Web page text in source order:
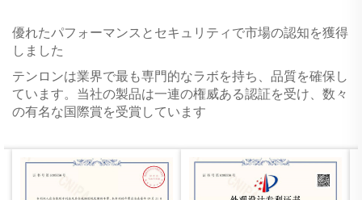
優れたパフォーマンスとセキュリティで市場の認知を獲得
しました
テンロンは業界で最も専門的なラボを持ち、品質を確保し
ています。当社の製品は一連の権威ある認証を受け、数々
の有名な国際賞を受賞しています